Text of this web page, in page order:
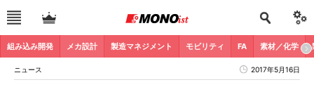
組み込み開発 メカ設計 製造マネジメント モビリティ FA 素材／化学
ニュース 2017年5月16日